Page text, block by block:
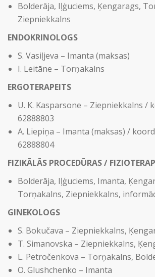
Bolderāja, Iļģuciems, Ķengarags,
Ziepniekkalns
ENDOKRINOLOGS
S. Vasiļjeva – Imanta (maksas)
I. Leitāne – Torņakalns
ERGOTERAPEITS
U. K. Kasparsone – Ziepniekkalns /
62888803
A. Liepiņa – Imanta (maksas) /
62888804
FIZIKĀLĀS PROCEDŪRAS /
Bolderāja, Iļģuciems, Imanta,
Torņakalns, Ziepniekkalns,
GINEKOLOGS
S. Bokučava – Ziepniekkalns,
T. Simanovska – Ziepniekkalns,
L. Petročenkova – Torņakalns,
O. Glushchenko – Imanta